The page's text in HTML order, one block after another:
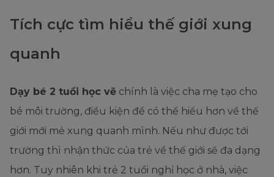
Tích cực tìm hiểu thế giới xung
quanh
Dạy bé 2 tuổi học vẽ chính là việc cha mẹ tạo cho
bé môi trường, điều kiện để có thể hiểu hơn về thế
giới mới mẻ xung quanh mình. Nếu như được tới
trường thì nhận thức của trẻ về thế giới sẽ đa dạng
hơn. Tuy nhiên khi trẻ 2 tuổi nghỉ học ở nhà, việc